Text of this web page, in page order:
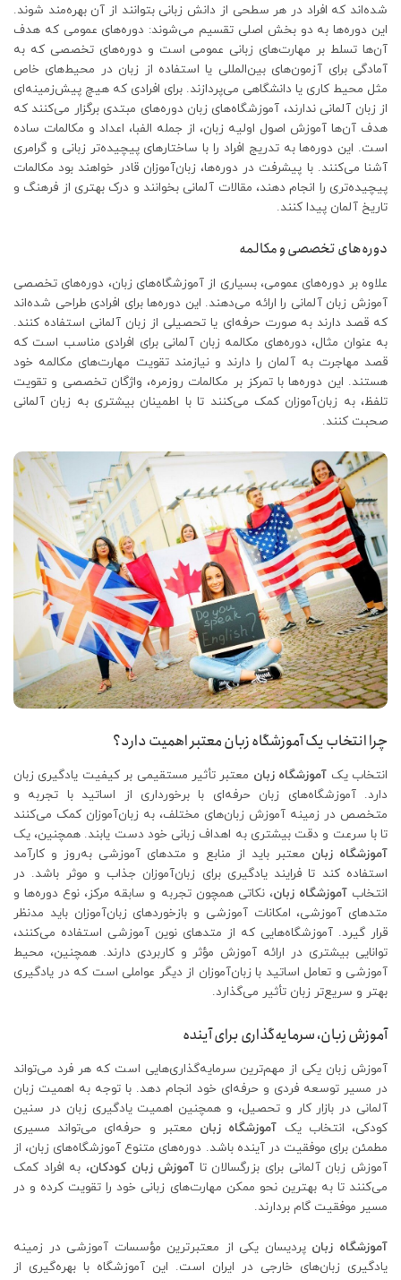
شده‌اند که افراد در هر سطحی از دانش زبانی بتوانند از آن بهره‌مند شوند.
این دوره‌ها به دو بخش اصلی تقسیم می‌شوند: دوره‌های عمومی که هدف
آن‌ها تسلط بر مهارت‌های زبانی عمومی است و دوره‌های تخصصی که به
آمادگی برای آزمون‌های بین‌المللی یا استفاده از زبان در محیط‌های خاص
مثل محیط کاری یا دانشگاهی می‌پردازند. برای افرادی که هیچ پیش‌زمینه‌ای
از زبان آلمانی ندارند، آموزشگاه‌های زبان دوره‌های مبتدی برگزار می‌کنند که
هدف آن‌ها آموزش اصول اولیه زبان، از جمله الفبا، اعداد و مکالمات ساده
است. این دوره‌ها به تدریج افراد را با ساختارهای پیچیده‌تر زبانی و گرامری
آشنا می‌کنند. با پیشرفت در دوره‌ها، زبان‌آموزان قادر خواهند بود مکالمات
پیچیده‌تری را انجام دهند، مقالات آلمانی بخوانند و درک بهتری از فرهنگ و
تاریخ آلمان پیدا کنند.
دوره‌های تخصصی و مکالمه
علاوه بر دوره‌های عمومی، بسیاری از آموزشگاه‌های زبان، دوره‌های تخصصی
آموزش زبان آلمانی را ارائه می‌دهند. این دوره‌ها برای افرادی طراحی شده‌اند
که قصد دارند به صورت حرفه‌ای یا تحصیلی از زبان آلمانی استفاده کنند.
به عنوان مثال، دوره‌های مکالمه زبان آلمانی برای افرادی مناسب است که
قصد مهاجرت به آلمان را دارند و نیازمند تقویت مهارت‌های مکالمه خود
هستند. این دوره‌ها با تمرکز بر مکالمات روزمره، واژگان تخصصی و تقویت
تلفظ، به زبان‌آموزان کمک می‌کنند تا با اطمینان بیشتری به زبان آلمانی
صحبت کنند.
چرا انتخاب یک آموزشگاه زبان معتبر اهمیت دارد؟
انتخاب یک آموزشگاه زبان معتبر تأثیر مستقیمی بر کیفیت یادگیری زبان
دارد. آموزشگاه‌های زبان حرفه‌ای با برخورداری از اساتید با تجربه و
متخصص در زمینه آموزش زبان‌های مختلف، به زبان‌آموزان کمک می‌کنند
تا با سرعت و دقت بیشتری به اهداف زبانی خود دست یابند. همچنین، یک
آموزشگاه زبان معتبر باید از منابع و متدهای آموزشی به‌روز و کارآمد
استفاده کند تا فرایند یادگیری برای زبان‌آموزان جذاب و موثر باشد. در
انتخابآموزشگاه زبان، نکاتی همچون تجربه و سابقه مرکز، نوع دوره‌ها و
متدهای آموزشی، امکانات آموزشی و بازخوردهای زبان‌آموزان باید مدنظر
قرار گیرد. آموزشگاه‌هایی که از متدهای نوین آموزشی استفاده می‌کنند،
توانایی بیشتری در ارائه آموزش مؤثر و کاربردی دارند. همچنین، محیط
آموزشی و تعامل اساتید با زبان‌آموزان از دیگر عواملی است که در یادگیری
بهتر و سریع‌تر زبان تأثیر می‌گذارد.
آموزش زبان، سرمایه‌گذاری برای آینده
آموزش زبان یکی از مهم‌ترین سرمایه‌گذاری‌هایی است که هر فرد می‌تواند
در مسیر توسعه فردی و حرفه‌ای خود انجام دهد. با توجه به اهمیت زبان
آلمانی در بازار کار و تحصیل، و همچنین اهمیت یادگیری زبان در سنین
کودکی، انتخاب یک آموزشگاه زبان معتبر و حرفه‌ای می‌تواند مسیری
مطمئن برای موفقیت در آینده باشد. دوره‌های متنوع آموزشگاه‌های زبان، از
آموزش زبان آلمانی برای بزرگسالان تا آموزش زبان کودکان، به افراد کمک
می‌کنند تا به بهترین نحو ممکن مهارت‌های زبانی خود را تقویت کرده و در
مسیر موفقیت گام بردارند.
آموزشگاه زبان پردیسان یکی از معتبرترین مؤسسات آموزشی در زمینه
یادگیری زبان‌های خارجی در ایران است. این آموزشگاه با بهره‌گیری از